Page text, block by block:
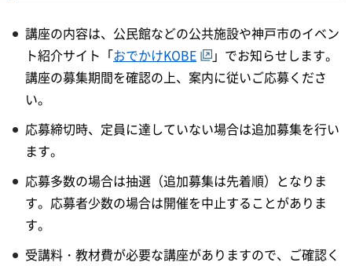
講座の内容は、公民館などの公共施設や神戸市のイベン
ト紹介サイト「おでかけKOBE
」でお知らせします。
講座の募集期間を確認の上、案内に従いご応募くださ
い。
応募締切時、定員に達していない場合は追加募集を行い
ます。
応募多数の場合は抽選（追加募集は先着順）となりま
す。応募者少数の場合は開催を中止することがありま
す。
受講料・教材費が必要な講座がありますので、ご確認く